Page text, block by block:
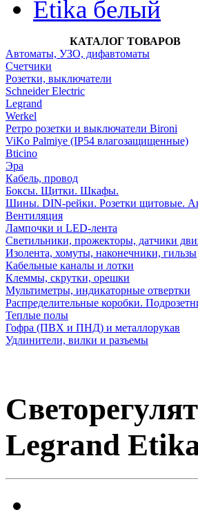
Etika белый
КАТАЛОГ ТОВАРОВ
Автоматы, УЗО, дифавтоматы
Счетчики
Розетки, выключатели
Schneider Electric
Legrand
Werkel
Ретро розетки и выключатели Bironi
ViKo Palmiye (IP54 влагозащищенные)
Bticino
Эра
Кабель, провод
Боксы. Щитки. Шкафы.
Шины. DIN-рейки. Розетки щитовые.
Вентиляция
Лампочки и LED-лента
Светильники, прожекторы, датчики
Изолента, хомуты, наконечники, гильзы
Кабельные каналы и лотки
Клеммы, скрутки, орешки
Мультиметры, индикаторные отвертки
Распределительные коробки.
Теплые полы
Гофра (ПВХ и ПНД) и металлорукав
Удлинители, вилки и разъемы
Legrand